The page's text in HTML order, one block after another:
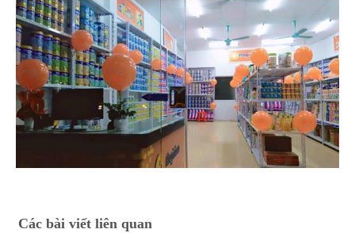
Các bài viết liên quan